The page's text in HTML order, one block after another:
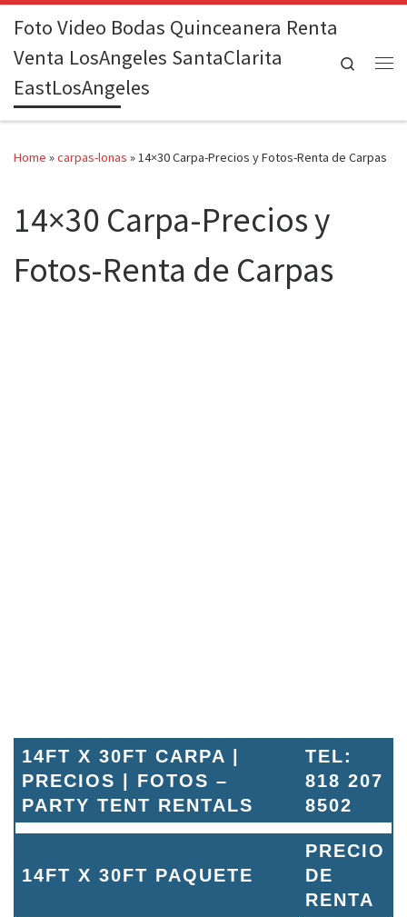
Skip to content
Foto Video Bodas Quinceanera Renta
Venta LosAngeles SantaClarita
EastLosAngeles
Search
Home »carpas-lonas »14×30 Carpa-Precios y Fotos-Renta de Carpas
14×30 Carpa-Precios y
Fotos-Renta de Carpas
14FT X 30FT CARPA |
PRECIOS | FOTOS –
PARTY TENT RENTALS
TEL:
818 207
8502
14FT X 30FT PAQUETE
PRECIO
DE
RENTA